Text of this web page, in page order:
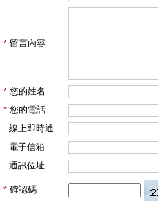
* 留言內容
* 您的姓名
* 您的電話
線上即時通
電子信箱
通訊位址
* 確認碼